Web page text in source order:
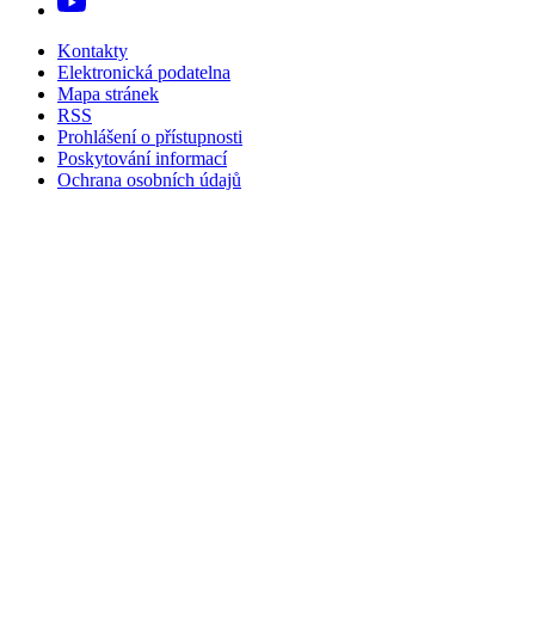
Kontakty
Elektronická podatelna
Mapa stránek
RSS
Prohlášení o přístupnosti
Poskytování informací
Ochrana osobních údajů